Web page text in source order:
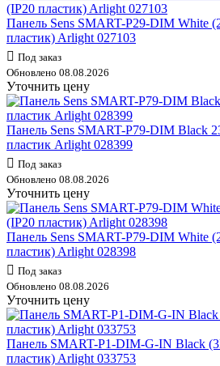
Панель Sens SMART-P29-DIM White
пластик) Arlight 027103
Под заказ
Обновлено 08.08.2026
Уточнить цену
Панель Sens SMART-P79-DIM Black
пластик Arlight 028399
Под заказ
Обновлено 08.08.2026
Уточнить цену
Панель Sens SMART-P79-DIM White
пластик) Arlight 028398
Под заказ
Обновлено 08.08.2026
Уточнить цену
Панель SMART-P1-DIM-G-IN Black
пластик) Arlight 033753